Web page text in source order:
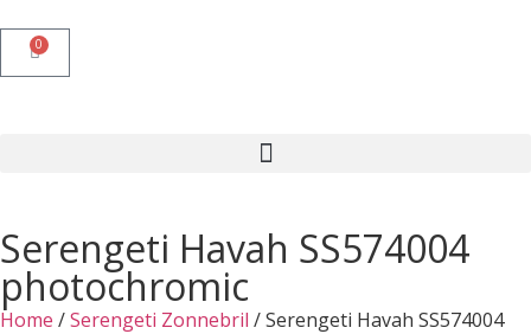
0
Serengeti Havah SS574004
photochromic
Home /Serengeti Zonnebril / Serengeti Havah SS574004